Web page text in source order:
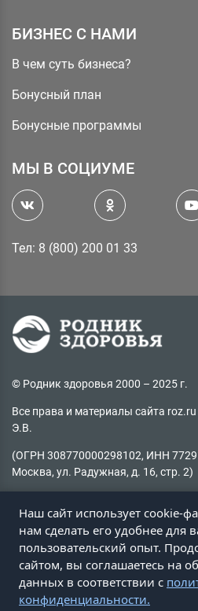
БИЗНЕС С НАМИ
В чем суть бизнеса?
Бонусный план
Бонусные программы
МЫ В СОЦИУМЕ
Тел: 8 (800) 200 01 33
© Родник здоровья 2000 – 2025 г.
Все права и материалы сайта
Э.В.
(ОГРН 308770000298102, ИНН
Москва, ул. Радужная, д. 16, стр. 2)
запрещено
Не нашли информацию на сайте?
Пишите наclient@roz.ru
Наш сайт использует cookie-
нам сделать его удобнее для
пользовательский опыт.
сайтом, вы соглашаетесь на
данных в соответствии с
конфиденциальности.